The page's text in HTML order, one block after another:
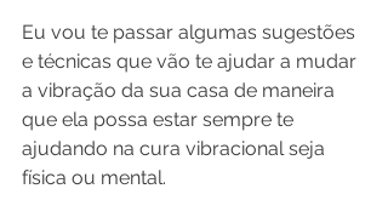
Eu vou te passar algumas sugestões
e técnicas que vão te ajudar a mudar
a vibração da sua casa de maneira
que ela possa estar sempre te
ajudando na cura vibracional seja
física ou mental.